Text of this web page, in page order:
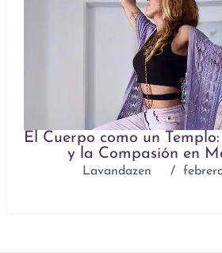
El Cuerpo como un
y la Compasión en
Lavandazen /